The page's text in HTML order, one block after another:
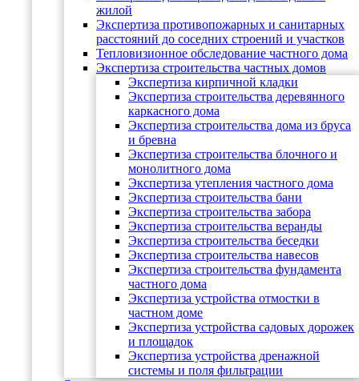
жилой
Экспертиза противопожарных и санитарных
расстояний до соседних строений и участков
Тепловизионное обследование частного дома
Экспертиза строительства частных домов
Экспертиза кирпичной кладки
Экспертиза строительства деревянного
каркасного дома
Экспертиза строительства дома из бруса
и бревна
Экспертиза строительства блочного и
монолитного дома
Экспертиза утепления частного дома
Экспертиза строительства бани
Экспертиза строительства забора
Экспертиза строительства веранды
Экспертиза строительства беседки
Экспертиза строительства навесов
Экспертиза строительства фундамента
частного дома
Экспертиза устройства отмостки в
частном доме
Экспертиза устройства садовых дорожек
и площадок
Экспертиза устройства дренажной
системы и поля фильтрации